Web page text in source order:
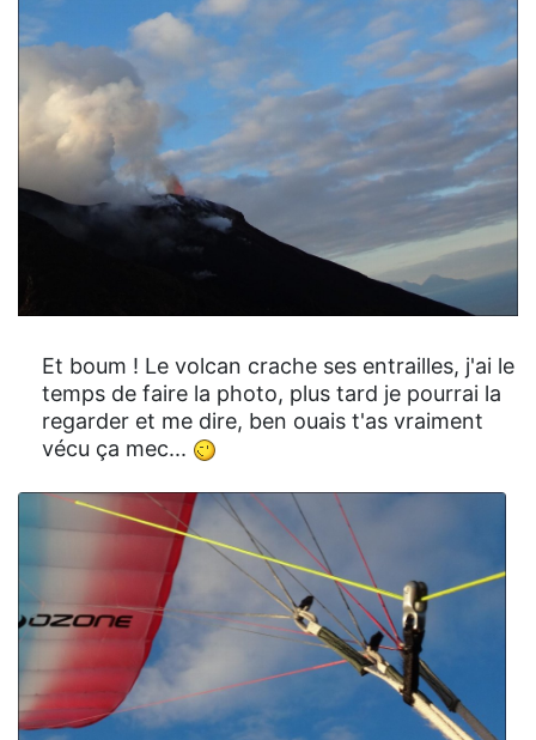
Et boum ! Le volcan crache ses entrailles, j'ai le
temps de faire la photo, plus tard je pourrai la
regarder et me dire, ben ouais t'as vraiment
vécu ça mec...